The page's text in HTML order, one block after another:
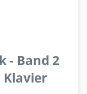
- Band 2
Klavier